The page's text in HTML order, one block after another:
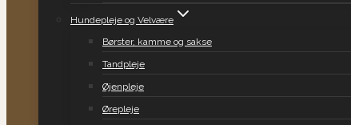
Hundepleje og Velvære
Børster, kamme og sakse
Tandpleje
Øjenpleje
Ørepleje